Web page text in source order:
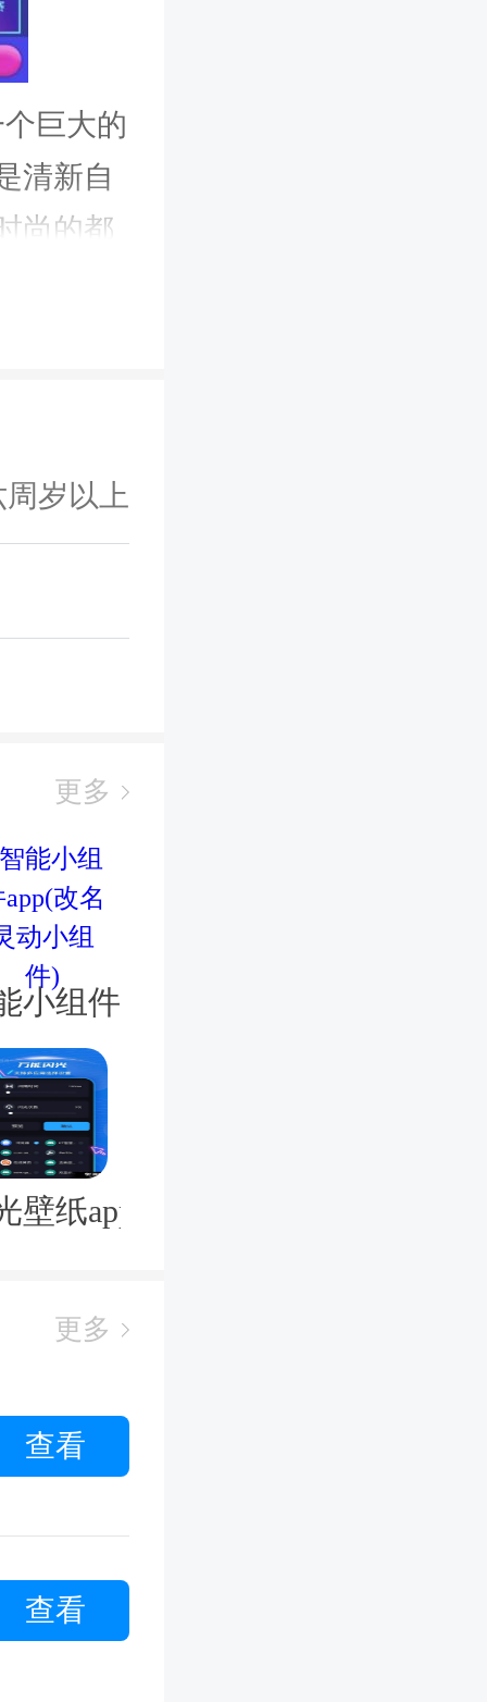
巨大的
清新自
尚的都
动物、
岁以上
更多
小组件app(改名灵动小组件)
)壁纸app最新版(主题壁纸大全)
更多
全)
查看
查看